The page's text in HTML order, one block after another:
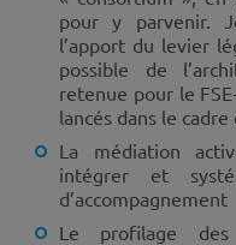
pour y parvenir.
l’apport du levier
possible de
retenue pour le
lancés dans le cadre
La médiation
intégrer et
d’accompagnement
Le profilage